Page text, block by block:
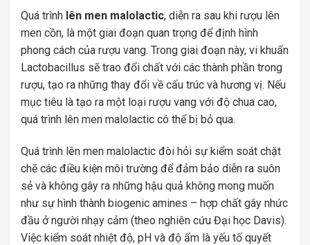
Quá trình lên men malolactic, diễn ra sau khi rượu lên
men cồn, là một giai đoạn quan trọng để định hình
phong cách của rượu vang. Trong giai đoạn này, vi khuẩn
Lactobacillus sẽ trao đổi chất với các thành phần trong
rượu, tạo ra những thay đổi về cấu trúc và hương vị. Nếu
mục tiêu là tạo ra một loại rượu vang với độ chua cao,
quá trình lên men malolactic có thể bị bỏ qua.
Quá trình lên men malolactic đòi hỏi sự kiểm soát chặt
chẽ các điều kiện môi trường để đảm bảo diễn ra suôn
sẻ và không gây ra những hậu quả không mong muốn
như sự hình thành biogenic amines – hợp chất gây nhức
đầu ở người nhạy cảm (theo nghiên cứu Đại học Davis).
Việc kiểm soát nhiệt độ, pH và độ ẩm là yếu tố quyết